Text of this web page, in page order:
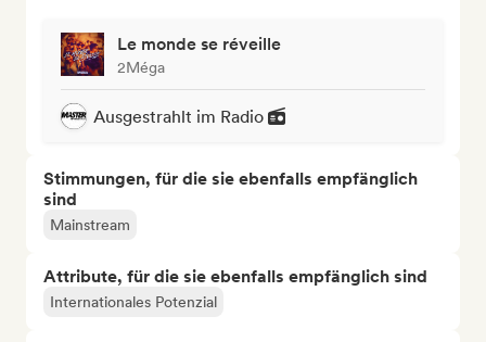
Le monde se réveille
2Méga
Ausgestrahlt im Radio
Stimmungen, für die sie ebenfalls empfänglich
sind
Mainstream
Attribute, für die sie ebenfalls empfänglich sind
Internationales Potenzial